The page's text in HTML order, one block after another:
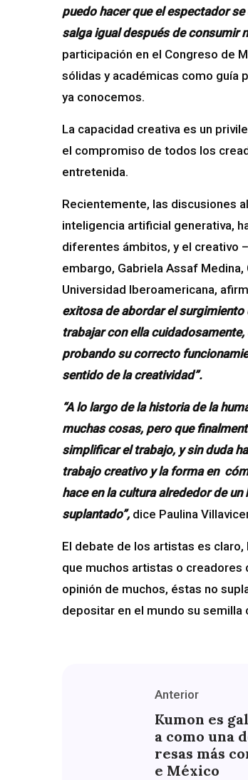
puedo hacer que el espectador
salga igual después de consumir
participación en el Congreso de
sólidas y académicas como guía
ya conocemos.
La capacidad creativa es un
el compromiso de todos los
entretenida.
Recientemente, las discusiones
inteligencia artificial generativa,
diferentes ámbitos, y el creativo
embargo, Gabriela Assaf
Universidad Iberoamericana,
exitosa de abordar el surgimiento
trabajar con ella
probando su correcto
sentido de la creatividad”.
“A lo largo de la historia de la
muchas cosas, pero que
simplificar el trabajo, y sin duda
trabajo creativo y la forma en
hace en la cultura alrededor de
suplantado”, dice Paulina
El debate de los artistas es
que muchos artistas o creadores
opinión de muchos, éstas no
depositar en el mundo su semilla
Anterior
Kumon es
a como una
resas más
e México